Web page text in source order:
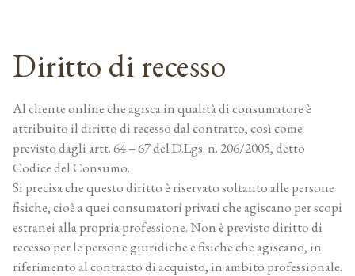
Diritto di recesso
Al cliente online che agisca in qualità di consumatore è
attribuito il diritto di recesso dal contratto, così come
previsto dagli artt. 64 – 67 del D.Lgs. n. 206/2005, detto
Codice del Consumo.
Si precisa che questo diritto è riservato soltanto alle persone
fisiche, cioè a quei consumatori privati che agiscano per scopi
estranei alla propria professione. Non è previsto diritto di
recesso per le persone giuridiche e fisiche che agiscano, in
riferimento al contratto di acquisto, in ambito professionale.